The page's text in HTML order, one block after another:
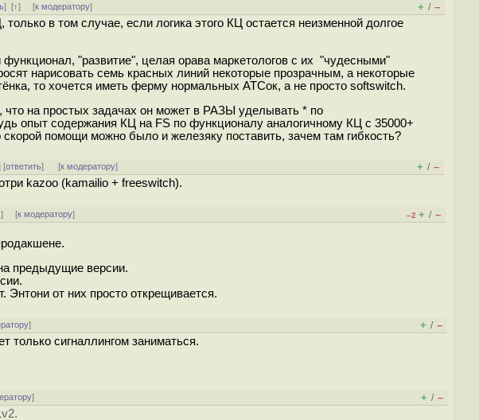
][↑] [к модератору] + / –
в том случае, если логика этого КЦ остается неизменной долгое
"развитие", целая орава маркетологов с их "чудесными"
нарисовать семь красных линий некоторые прозрачным, а некоторые
то хочется иметь ферму нормальных АТСок, а не просто softswitch.
на простых задачах он может в РАЗЫ уделывать * по
опыт содержания КЦ на FS по функционалу аналогичному КЦ с 35000+
помощи можно было и железяку поставить, зачем там гибкость?
[ответить] [к модератору] + / –
kazoo (kamailio + freeswitch).
] [к модератору] –2 + / –
предыдущие версии.
Энтони от них просто открещивается.
] + / –
только сигналлингом заниматься.
] + / –